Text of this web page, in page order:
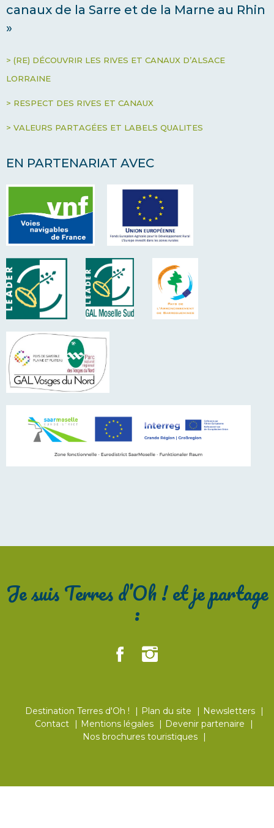
canaux de la Sarre et de la Marne au Rhin
»
> (RE) DÉCOUVRIR LES RIVES ET CANAUX D’ALSACE
LORRAINE
> RESPECT DES RIVES ET CANAUX
> VALEURS PARTAGÉES ET LABELS QUALITES
EN PARTENARIAT AVEC
Je suis Terres d’Oh ! et je partage
:
Destination Terres d'Oh ! Plan du site
Newsletters
Contact
Mentions légales
Devenir partenaire
Nos brochures touristiques